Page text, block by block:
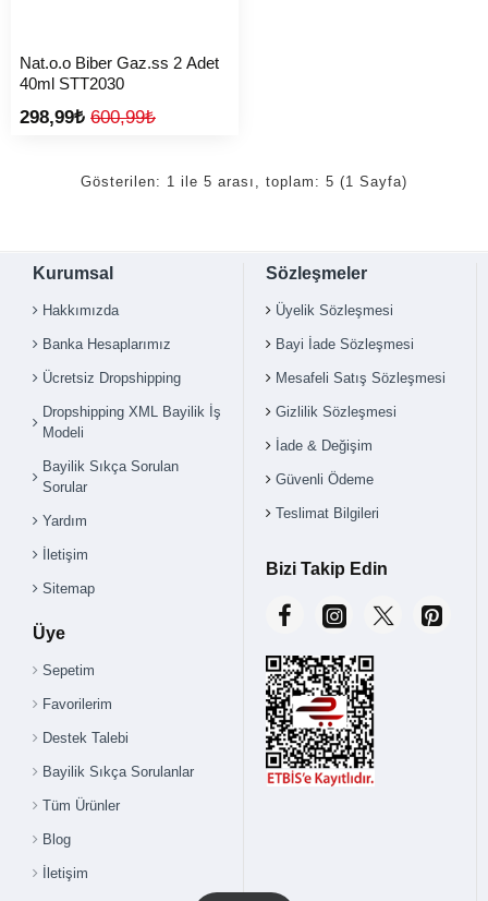
Nat.o.o Biber Gaz.ss 2 Adet
40ml STT2030
298,99₺ 600,99₺
Gösterilen: 1 ile 5 arası, toplam: 5 (1 Sayfa)
Kurumsal
Hakkımızda
Banka Hesaplarımız
Ücretsiz Dropshipping
Dropshipping XML Bayilik İş
Modeli
Bayilik Sıkça Sorulan
Sorular
Yardım
İletişim
Sitemap
Üye
Sepetim
Favorilerim
Destek Talebi
Bayilik Sıkça Sorulanlar
Tüm Ürünler
Blog
İletişim
Sözleşmeler
Üyelik Sözleşmesi
Bayi İade Sözleşmesi
Mesafeli Satış Sözleşmesi
Gizlilik Sözleşmesi
İade & Değişim
Güvenli Ödeme
Teslimat Bilgileri
Bizi Takip Edin